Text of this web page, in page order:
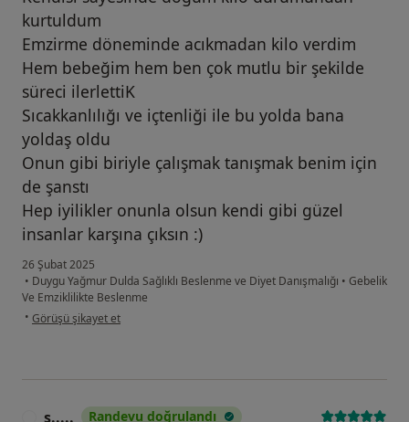
kurtuldum
Emzirme döneminde acıkmadan kilo verdim
Hem bebeğim hem ben çok mutlu bir şekilde
süreci ilerlettiK
Sıcakkanlılığı ve içtenliği ile bu yolda bana
yoldaş oldu
Onun gibi biriyle çalışmak tanışmak benim için
de şanstı
Hep iyilikler onunla olsun kendi gibi güzel
insanlar karşına çıksın :)
26 Şubat 2025
• Duygu Yağmur Dulda Sağlıklı Beslenme ve Diyet Danışmalığı • Gebelik
Ve Emziklilikte Beslenme
• kullanıcının görüşüne göre kü...a
Görüşü şikayet et
ş..... Randevu doğrulandı